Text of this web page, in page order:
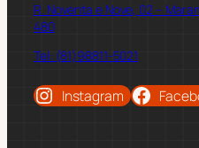
R. Noventa e Nove, 02 –
480
Tel: (81)98811-5021
Instagram